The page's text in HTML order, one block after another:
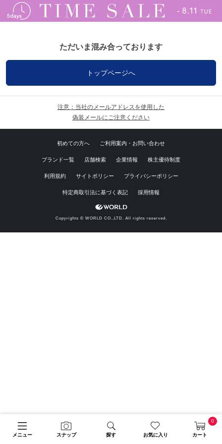
メニュー スナップ 探す お気に入り カート
0
ただいま混み合っております
トップページへ
注意：当社のメールアドレスを使用した
偽装メールにご注意ください
初めての方へ ご利用案内・お問い合わせ
ブランド一覧 店舗検索 企業情報 株主優待制度
利用規約 サイトポリシー プライバシーポリシー
特定商取引法に基づく表記 採用情報
Copyrights © WORLD CO.,LTD. All rights reserved.